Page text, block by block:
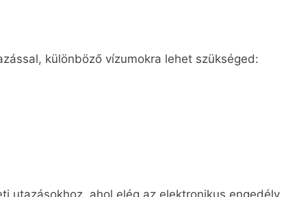
különböző vízumokra lehet szükséged: